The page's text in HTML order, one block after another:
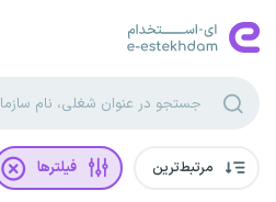
مرتبط‌ترین فیلترها